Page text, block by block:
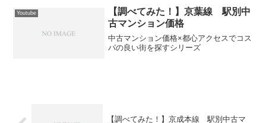
Youtube
【調べてみた！】京葉線 駅別中
古マンション価格
中古マンション価格×都心アクセスでコス
パの良い街を探すシリーズ
【調べてみた！】京成本線 駅別中古マ